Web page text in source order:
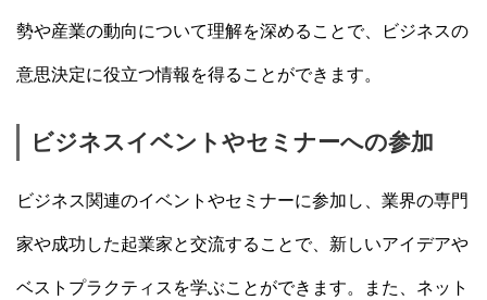
勢や産業の動向について理解を深めることで、ビジネスの
意思決定に役立つ情報を得ることができます。
ビジネスイベントやセミナーへの参加
ビジネス関連のイベントやセミナーに参加し、業界の専門
家や成功した起業家と交流することで、新しいアイデアや
ベストプラクティスを学ぶことができます。また、ネット